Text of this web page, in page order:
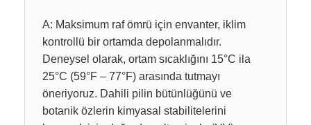
A: Maksimum raf ömrü için envanter, iklim
kontrollü bir ortamda depolanmalıdır.
Deneysel olarak, ortam sıcaklığını 15°C ila
25°C (59°F – 77°F) arasında tutmayı
öneriyoruz. Dahili pilin bütünlüğünü ve
botanik özlerin kimyasal stabilitelerini